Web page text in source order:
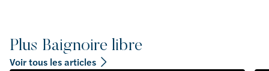
Plus Baignoire libre
Voir tous les articles